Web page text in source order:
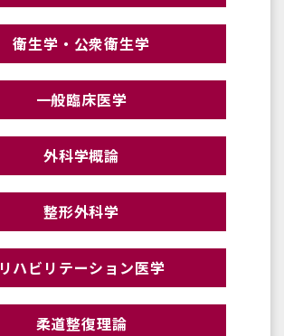
衛生学・公衆衛生学
一般臨床医学
外科学概論
整形外科学
リハビリテーション医学
柔道整復理論